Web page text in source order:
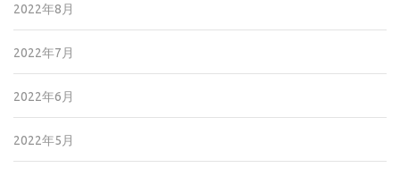
2022年8月
2022年7月
2022年6月
2022年5月